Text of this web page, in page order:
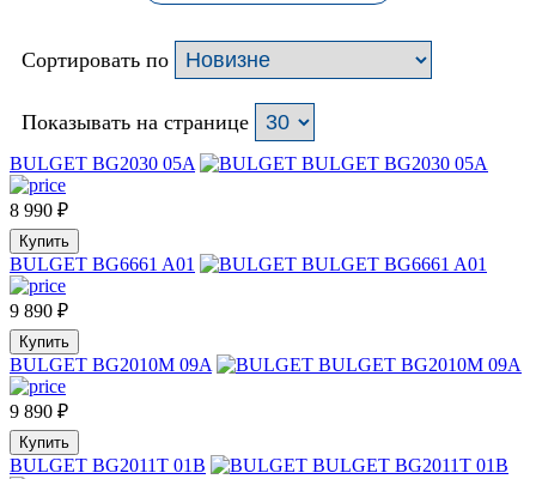
Сортировать по
Показывать на странице
BULGET BG2030 05A
8 990 ₽
Купить
BULGET BG6661 A01
9 890 ₽
Купить
BULGET BG2010M 09A
9 890 ₽
Купить
BULGET BG2011T 01B